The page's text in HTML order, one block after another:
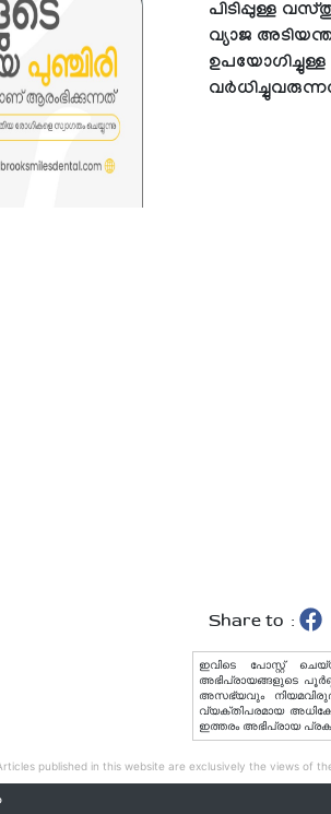
പിടിപ്പുള്ള
വ്യാജ
Share to :
ഇവിടെ പോസ്റ്റ്
അഭിപ്രായങ്ങളുടെ
അസഭ്യവും
വ്യക്തിപരമായ
ഇത്തരം അഭിപ്രായ
Articles published in this website are exclusively the views